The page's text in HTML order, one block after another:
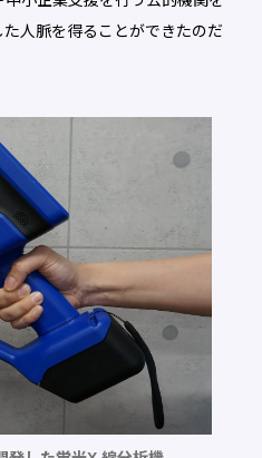
人脈を得ることができたのだ